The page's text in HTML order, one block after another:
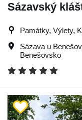
Sázavský
Památky, Výlety,
Sázava u
Benešovsko